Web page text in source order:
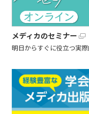
メディカのセミナー
明日からすぐに役立つ実